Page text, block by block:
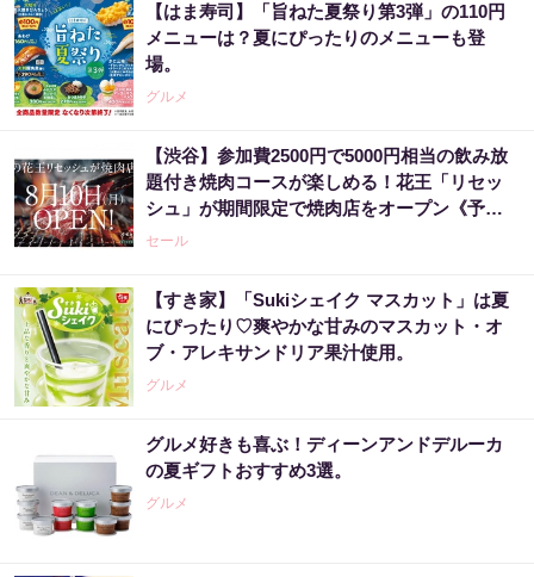
【はま寿司】「旨ねた夏祭り第3弾」の110円
メニューは？夏にぴったりのメニューも登
場。
グルメ
【渋谷】参加費2500円で5000円相当の飲み放
題付き焼肉コースが楽しめる！花王「リセッ
シュ」が期間限定で焼肉店をオープン《予約
受付中》
セール
【すき家】「Sukiシェイク マスカット」は夏
にぴったり♡爽やかな甘みのマスカット・オ
ブ・アレキサンドリア果汁使用。
グルメ
グルメ好きも喜ぶ！ディーンアンドデルーカ
の夏ギフトおすすめ3選。
グルメ